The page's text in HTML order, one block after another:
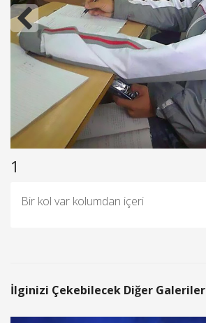
1
Bir kol var kolumdan içeri
İlginizi Çekebilecek Diğer Galeriler